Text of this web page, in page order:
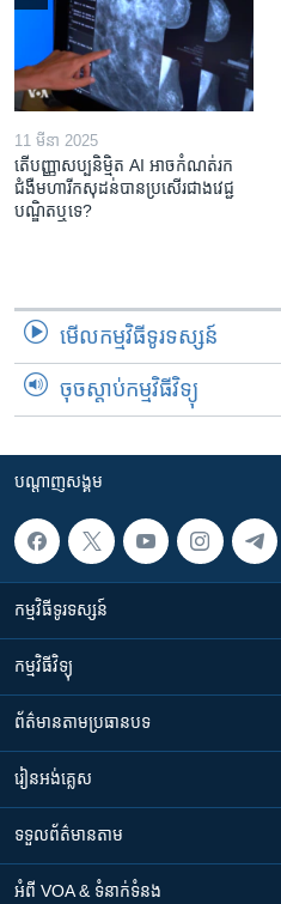
11 មីនា 2025
តើ​បញ្ញាសប្បនិម្មិត​ AI អាច​កំណត់​រក​
ជំងឺមហារីក​សុដន់​បាន​ប្រសើរ​ជាង​វេជ្ជ
បណ្ឌិត​ឬ​ទេ?
មើល​កម្មវិធី​ទូរទស្សន៍
ចុចស្តាប់កម្មវិធីវិទ្យុ
បណ្តាញ​សង្គម
កម្មវិធី​ទូរទស្សន៍
កម្មវិធី​វិទ្យុ
ព័ត៌មាន​តាមប្រធានបទ​
រៀន​​អង់គ្លេស
ទទួល​ព័ត៌មាន​តាម
អំពី​ VOA & ទំនាក់ទំនង